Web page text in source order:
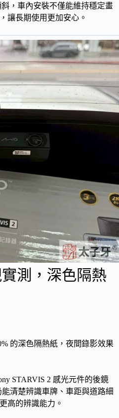
，車內安裝不僅能維持穩定畫
讓長期使用更加安心。
測，深色隔熱
的深色隔熱紙，夜間錄影效果
STARVIS 2 感光元件的後鏡
清楚辨識車牌、車距與道路細
高的辨識能力。